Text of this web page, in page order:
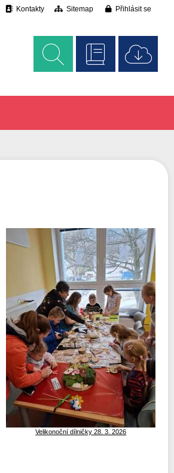
Kontakty Sitemap Přihlásit se
Velikonoční dílničky 28. 3. 2026